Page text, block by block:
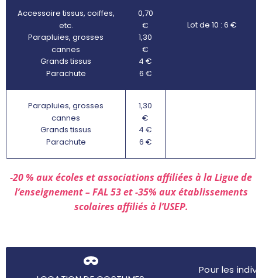
Accessoire tissus, coiffes,
etc.
Parapluies, grosses
cannes
Grands tissus
Parachute
0,70
€
1,30
€
4 €
6 €
Lot de 10 : 6 €
Parapluies, grosses
cannes
Grands tissus
Parachute
1,30
€
4 €
6 €
-20 % aux écoles et associations affiliées à la Ligue de
l’enseignement – FAL 53 et -35% aux établissements
scolaires affiliés à l’USEP.
Pour les